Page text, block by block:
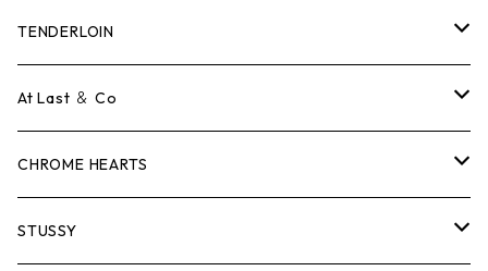
Tシャツ
ロンTEE
スウェット/ニット
シャツ
TENDERLOIN
Tシャツ
ロンTEE
スウェット/ニット
At Last ＆ Co
Tシャツ
ロンTEE
CHROME HEARTS
Tシャツ
STUSSY